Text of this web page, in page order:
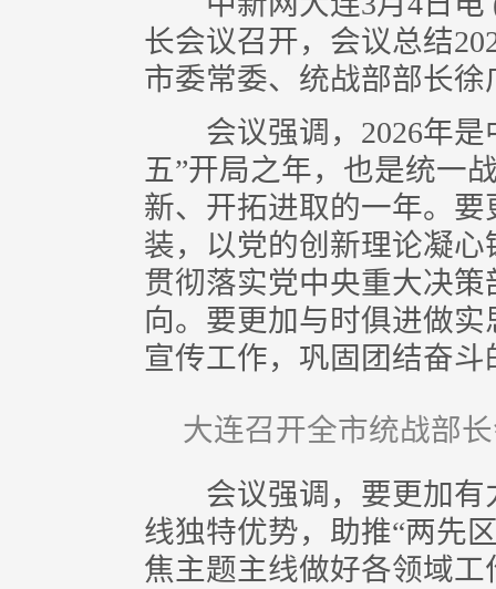
长会议召开，会议总结
市委常委、统战部部长
会议强调，2026年是
五”开局之年，也是统一
新、开拓进取的一年。
装，以党的创新理论凝
贯彻落实党中央重大决
向。要更加与时俱进做
宣传工作，巩固团结奋
大连召开全市统战部
会议强调，要更加有
线独特优势，助推“两先
焦主题主线做好各领域